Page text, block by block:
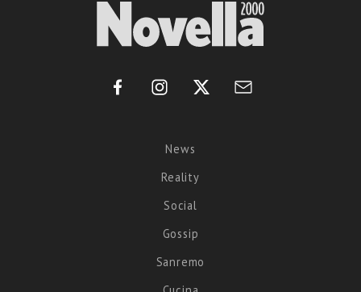
News
Reality
Social
Gossip
Sanremo